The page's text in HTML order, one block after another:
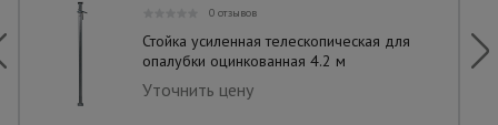
0 отзывов
Стойка усиленная телескопическая для
опалубки оцинкованная 4.2 м
Уточнить цену